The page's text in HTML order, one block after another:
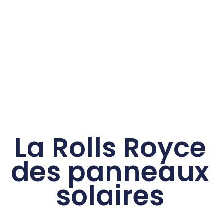
La Rolls Royce
des panneaux
solaires